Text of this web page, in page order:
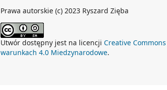
Prawa autorskie (c) 2023 Ryszard Zięba
Utwór dostępny jest na licencji Creative
warunkach 4.0 Miedzynarodowe.